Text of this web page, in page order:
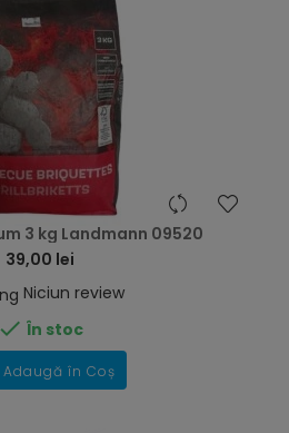
3 kg Landmann 09520
39,00 lei
Niciun review
 În stoc
Adaugă în Coș